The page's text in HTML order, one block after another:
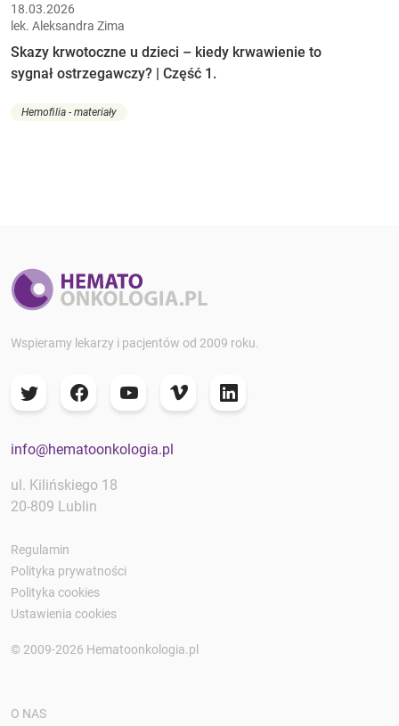
18.03.2026
lek. Aleksandra Zima
Skazy krwotoczne u dzieci – kiedy krwawienie to
sygnał ostrzegawczy? | Część 1.
Hemofilia - materiały
Wspieramy lekarzy i pacjentów od 2009 roku.
info@hematoonkologia.pl
ul. Kilińskiego 18
20-809 Lublin
Regulamin
Polityka prywatności
Polityka cookies
Ustawienia cookies
© 2009-2026 Hematoonkologia.pl
O NAS